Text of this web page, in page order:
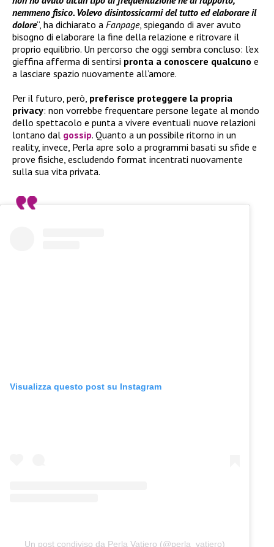
nemmeno fisico. Volevo disintossicarmi del tutto ed elaborare il
dolore“, ha dichiarato a Fanpage, spiegando di aver avuto
bisogno di elaborare la fine della relazione e ritrovare il
proprio equilibrio. Un percorso che oggi sembra concluso: l’ex
gieffina afferma di sentirsi pronta a conoscere qualcuno e
a lasciare spazio nuovamente all’amore.
Per il futuro, però, preferisce proteggere la propria
privacy: non vorrebbe frequentare persone legate al mondo
dello spettacolo e punta a vivere eventuali nuove relazioni
lontano dal gossip. Quanto a un possibile ritorno in un
reality, invece, Perla apre solo a programmi basati su sfide e
prove fisiche, escludendo format incentrati nuovamente
sulla sua vita privata.
Visualizza questo post su Instagram
Un post condiviso da Perla Vatiero (@perla_vatiero)